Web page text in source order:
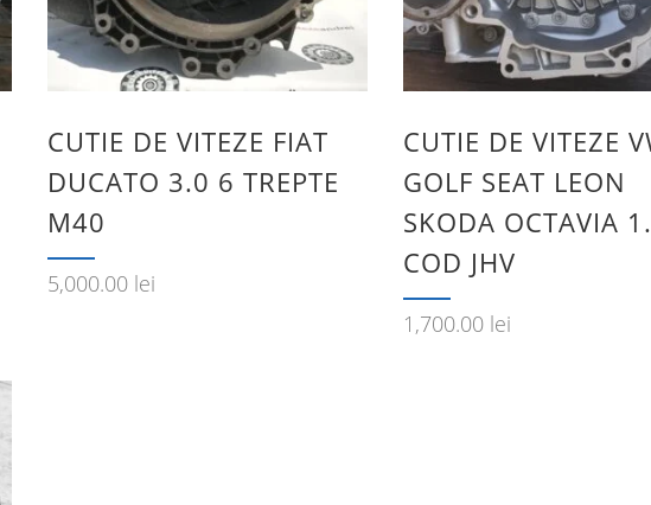
CUTIE DE VITEZE FIAT
DUCATO 3.0 6 TREPTE
M40
5,000.00 lei
CUTIE DE VITEZE
GOLF SEAT LEON
SKODA OCTAVIA
COD JHV
1,700.00 lei